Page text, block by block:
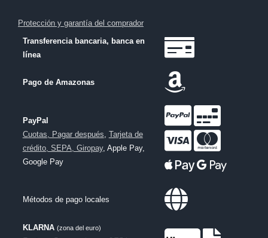
Protección y garantía del comprador
Transferencia bancaria, banca en
línea
Pago de Amazonas
PayPal
Cuotas, Pagar después, Tarjeta de
crédito, SEPA, Giropay, Apple Pay,
Google Pay
Métodos de pago locales
KLARNA (zona del euro)